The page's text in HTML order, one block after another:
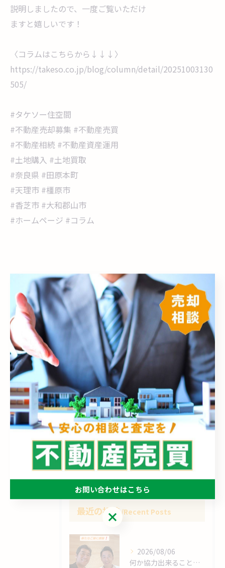
説明しましたので、一度ご覧いただけ
ますと嬉しいです！
〈コラムはこちらから↓↓↓〉
https://takeso.co.jp/blog/column/detail/20251003130
505/
#タケソー住空間
#不動産売却募集 #不動産売買
#不動産相続 #不動産資産運用
#土地購入 #土地買取
#奈良県 #田原本町
#天理市 #橿原市
#香芝市 #大和郡山市
#ホームページ #コラム
< 前のページ 一覧に戻る 次のページ >
カテゴリー Categories
全てのカテゴリー
売却
売買
相続
空き家
買取
最近の投稿 Recent Posts
2026/08/06
何か協力出来ることは⁉️
お問い合わせはこちら
お問い合わせはこちら